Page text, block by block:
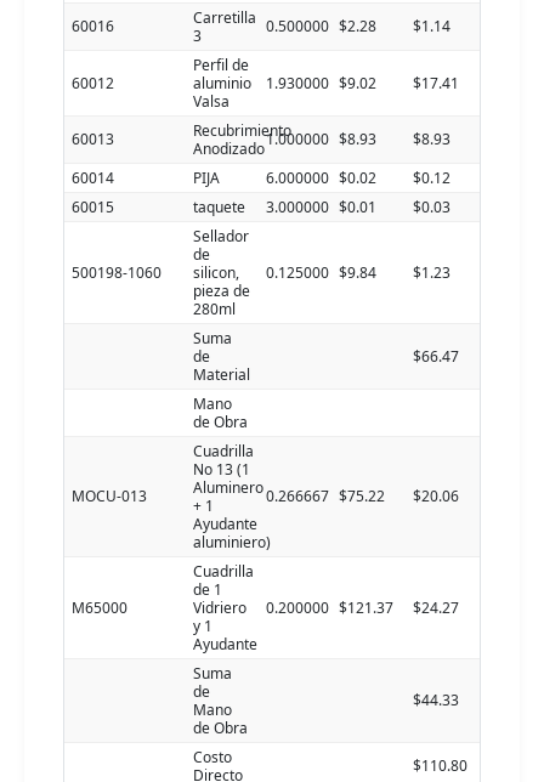
60016
Carretilla
3
0.500000 $2.28 $1.14
60012
Perfil de
aluminio
Valsa
1.930000 $9.02 $17.41
60013
Recubrimiento
Anodizado1.000000 $8.93
$8.93
60014
PIJA 6.000000 $0.02
$0.12
60015
taquete 3.000000 $0.01 $0.03
500198-1060
Sellador
de
silicon,
pieza de
280ml
0.125000 $9.84 $1.23
Suma
de
Material
$66.47
Mano
de Obra
MOCU-013
Cuadrilla
No 13 (1
Aluminero
+ 1
Ayudante
aluminiero)
0.266667 $75.22 $20.06
M65000
Cuadrilla
de 1
Vidriero
y 1
Ayudante
0.200000 $121.37 $24.27
Suma
de
Mano
de Obra
$44.33
Costo
Directo
$110.80